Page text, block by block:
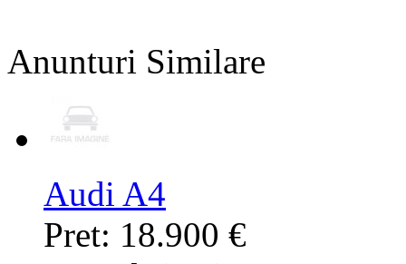
Anunturi Similare
Audi A4
Pret: 18.900 €